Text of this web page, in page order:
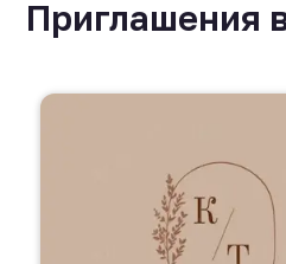
Приглашения